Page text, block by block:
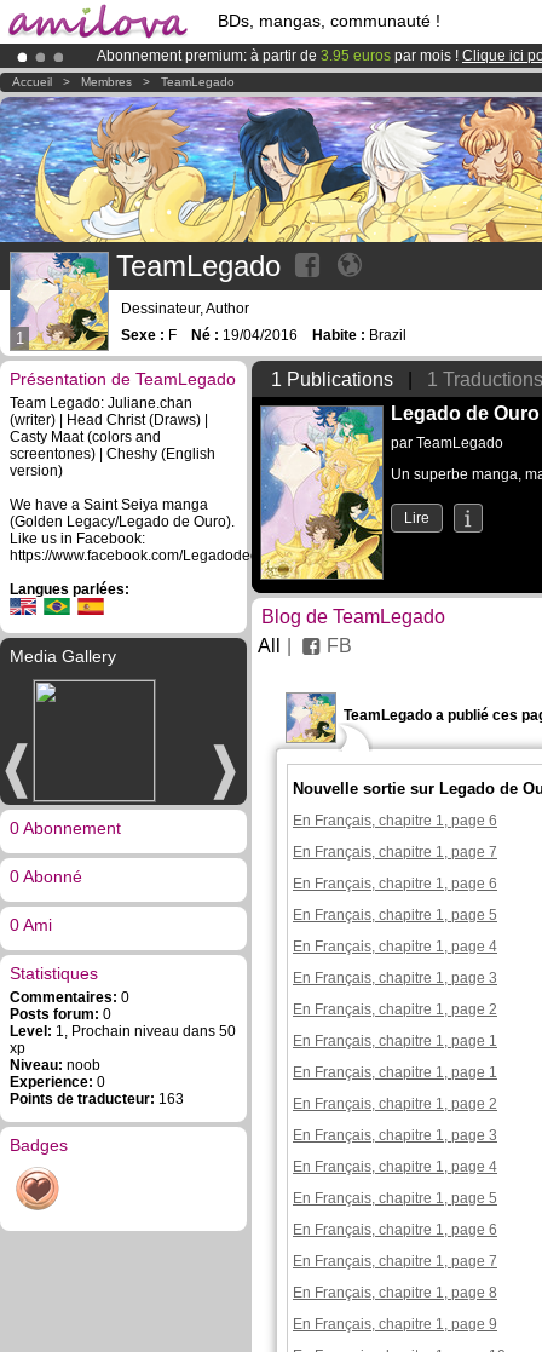
BDs, mangas, communauté !
Abonnement premium: à partir de 3.95 euros par mois ! Clique ici
Déjà 134393membreset 1208BDs & Mangas!
LeKickstarter Amilova est désormais lancé!.
Accueil > Membres > TeamLegado
1
TeamLegado
Dessinateur, Author
Sexe : F Né : 19/04/2016 Habite : Brazil
Présentation de TeamLegado
Team Legado: Juliane.chan
(writer) | Head Christ (Draws) |
Casty Maat (colors and
screentones) | Cheshy (English
version)
We have a Saint Seiya manga
(Golden Legacy/Legado de Ouro).
Like us in Facebook:
https://www.facebook.com/Legadodeouro/
Langues parlées:
Media Gallery
0 Abonnement
0 Abonné
0 Ami
Statistiques
Commentaires: 0
Posts forum: 0
Level: 1, Prochain niveau dans 50
xp
Niveau: noob
Experience: 0
Points de traducteur: 163
Badges
1 Publications
1 Traductions
Legado de Ouro
par TeamLegado
Un superbe manga,
Lire
Blog de TeamLegado
All
FB
TeamLegado a publié ces
Nouvelle sortie sur Legado de
En Français, chapitre 1, page 6
En Français, chapitre 1, page 7
En Français, chapitre 1, page 6
En Français, chapitre 1, page 5
En Français, chapitre 1, page 4
En Français, chapitre 1, page 3
En Français, chapitre 1, page 2
En Français, chapitre 1, page 1
En Français, chapitre 1, page 1
En Français, chapitre 1, page 2
En Français, chapitre 1, page 3
En Français, chapitre 1, page 4
En Français, chapitre 1, page 5
En Français, chapitre 1, page 6
En Français, chapitre 1, page 7
En Français, chapitre 1, page 8
En Français, chapitre 1, page 9